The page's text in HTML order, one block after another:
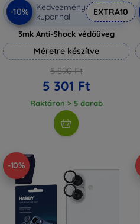
-10%
Kedvezmény
kuponnal
EXTRA10
3mk Anti-Shock védőüveg
Méretre készítve
5 890 Ft
5 301 Ft
Raktáron > 5 darab
-10%